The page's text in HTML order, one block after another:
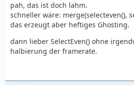
pah, das ist doch lahm.
schneller wäre: merge(selecteven(),
das erzeugt aber heftiges Ghosting.
dann lieber SelectEven() ohne
halbierung der framerate.